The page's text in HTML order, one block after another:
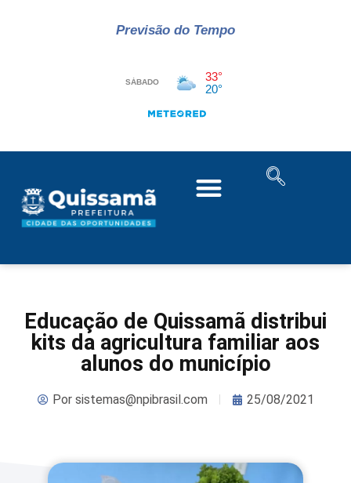
Previsão do Tempo
Educação de Quissamã distribui
kits da agricultura familiar aos
alunos do município
Porsistemas@npibrasil.com 25/08/2021